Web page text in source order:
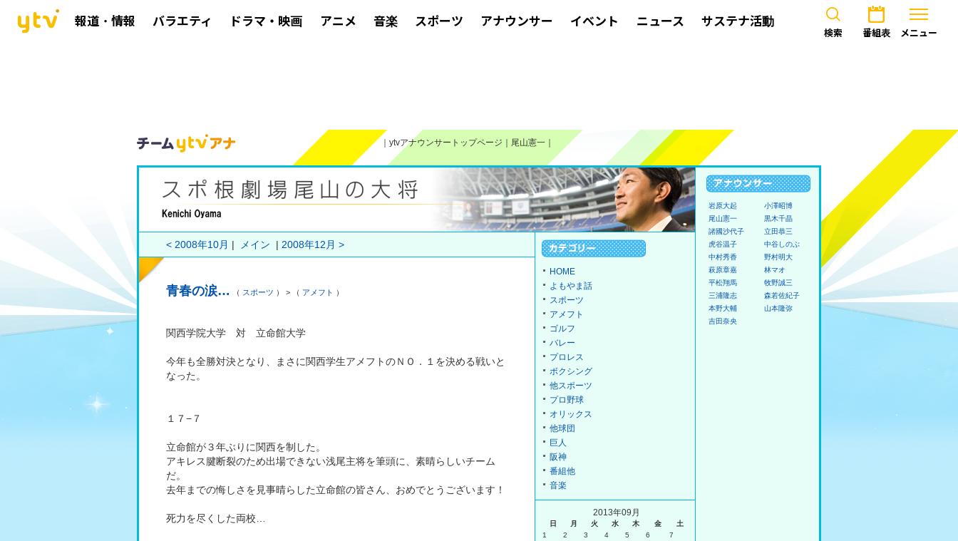
報道・情報 バラエティ ドラマ・映画 アニメ 音楽 スポーツ アナウンサー イベント ニュース サステナ活動
検索 番組表 メニュー
ytvアナウンサートップページ 尾山憲一
< 2008年10月 メイン 2008年12月 >
青春の涙… （ スポーツ ） > （ アメフト ）
関西学院大学 対 立命館大学
今年も全勝対決となり、まさに関西学生アメフトのＮＯ．１を決める戦いと
なった。
１７−７
立命館が３年ぶりに関西を制した。
アキレス腱断裂のため出場できない浅尾主将を筆頭に、素晴らしいチーム
だ。
去年までの悔しさを見事晴らした立命館の皆さん、おめでとうございます！
死力を尽くした両校…
HOME
よもやま話
スポーツ
アメフト
ゴルフ
バレー
プロレス
ボクシング
他スポーツ
プロ野球
オリックス
他球団
巨人
阪神
番組他
音楽
2013年09月
日 月 火 水 木 金
土
1
2 3 4 5 6 7
岩原大起
小澤昭博
尾山憲一
黒木千晶
諸國沙代子
立田恭三
虎谷温子
中谷しのぶ
中村秀香
野村明大
萩原章嘉
林マオ
平松翔馬
牧野誠三
三浦隆志
森若佐紀子
本野大輔
山本隆弥
吉田奈央